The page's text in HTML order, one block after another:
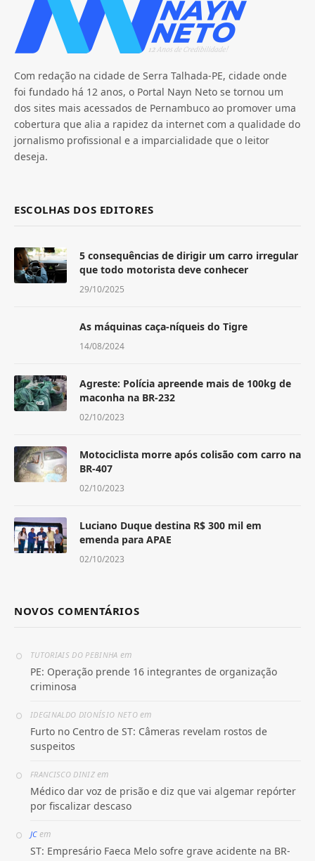
Com redação na cidade de Serra Talhada-PE, cidade onde
foi fundado há 12 anos, o Portal Nayn Neto se tornou um
dos sites mais acessados de Pernambuco ao promover uma
cobertura que alia a rapidez da internet com a qualidade do
jornalismo profissional e a imparcialidade que o leitor
deseja.
ESCOLHAS DOS EDITORES
5 consequências de dirigir um carro irregular
que todo motorista deve conhecer
29/10/2025
As máquinas caça-níqueis do Tigre
14/08/2024
Agreste: Polícia apreende mais de 100kg de
maconha na BR-232
02/10/2023
Motociclista morre após colisão com carro na
BR-407
02/10/2023
Luciano Duque destina R$ 300 mil em
emenda para APAE
02/10/2023
NOVOS COMENTÁRIOS
TUTORIAIS DO PEBINHA em
PE: Operação prende 16 integrantes de organização
criminosa
IDEGINALDO DIONÍSIO NETOem
Furto no Centro de ST: Câmeras revelam rostos de
suspeitos
FRANCISCO DINIZem
Médico dar voz de prisão e diz que vai algemar repórter
por fiscalizar descaso
JCem
ST: Empresário Faeca Melo sofre grave acidente na BR-